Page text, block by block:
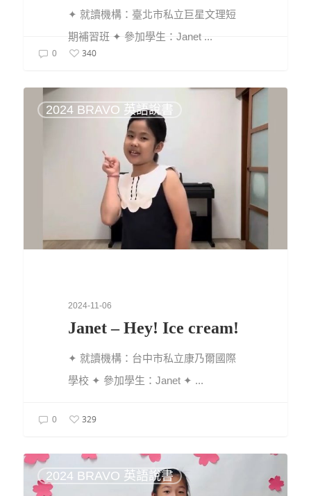
✦ 就讀機構：臺北市私立巨星文理短
期補習班 ✦ 參加學生：Janet ...
0 340
2024 BRAVO 英語說書
2024-11-06
Janet – Hey! Ice cream!
✦ 就讀機構：台中市私立康乃爾國際
學校 ✦ 參加學生：Janet ✦ ...
0 329
2024 BRAVO 英語說書